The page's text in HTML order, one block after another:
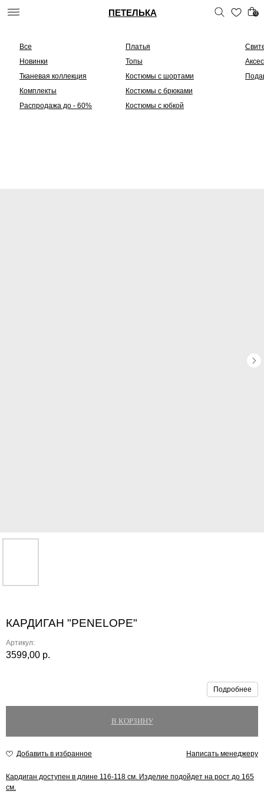
ПЕТЕЛЬКА 0
Новинки
Тканевая коллекция
Костюмы с юбкой
Костюмы с брюками
Костюмы с шортами
Топы
Платья
Распродажа до - 60%
Комплекты
Все
КАРДИГАН "PENELOPE"
Артикул:
3599,00 р.
Подробнее
В КОРЗИНУ
Написать менеджеру
Кардиган доступен в длине 116-118 см. Изделие подойдет на рост до 165
см.